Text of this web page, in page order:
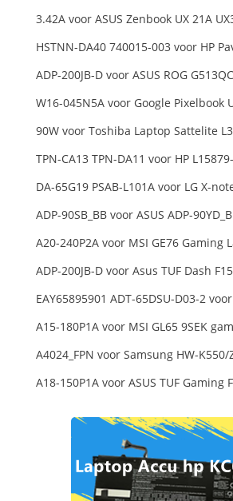
ADP-200JB-D voor ASUS ROG
W16-045N5A voor Google Pixelbook
90W voor Toshiba Laptop Sattelite
DA-65G19 PSAB-L101A voor LG X-
ADP-90SB_BB voor ASUS ADP-
A20-240P2A voor MSI GE76 Gaming
ADP-200JB-D voor Asus TUF Dash
A15-180P1A voor MSI GL65 9SEK
A18-150P1A voor ASUS TUF Gaming